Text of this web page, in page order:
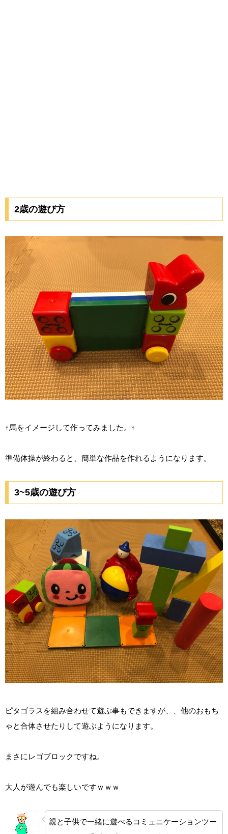
2歳の遊び方
↑馬をイメージして作ってみました。↑
準備体操が終わると、簡単な作品を作れるようになります。
3~5歳の遊び方
ピタゴラスを組み合わせて遊ぶ事もできますが、、他のおもち
ゃと合体させたりして遊ぶようになります。
まさにレゴブロックですね。
大人が遊んでも楽しいですｗｗｗ
親と子供で一緒に遊べるコミュニケーションツー